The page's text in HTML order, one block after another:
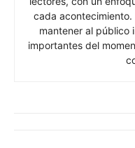
cada
mantener al público
importantes del